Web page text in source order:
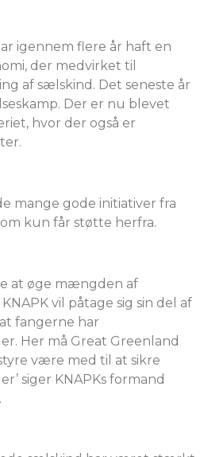
igennem flere år haft en
der medvirket til
af sælskind. Det seneste år
Der er nu blevet
hvor der også er
mange gode initiativer fra
kun får støtte herfra.
at øge mængden af
vil påtage sig sin del af
fangerne har
Her må Great Greenland
være med til at sikre
siger KNAPKs formand